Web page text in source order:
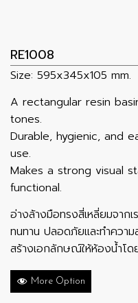
RE1008
Size: 595x345x105 mm.
A rectangular resin
tones.
Durable, hygienic, and
use.
Makes a strong visual
functional.
อ่างล้างมือทรงสี่เหลี่ยมจาก
ทนทาน ปลอดภัยและทำความ
สร้างเอกลักษณ์ให้ห้องน้ำโ
More Option